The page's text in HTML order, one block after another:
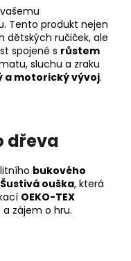
Tento produkt nejen
dětských ručiček, ale
spojené s růstem
sluchu a zraku
a motorický vývoj.
dřeva
bukového
Šustivá ouška, která
OEKO-TEX
zájem o hru.